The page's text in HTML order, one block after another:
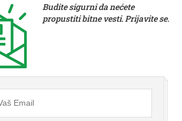
Budite sigurni da nećete
propustiti bitne vesti. Prijavite se.